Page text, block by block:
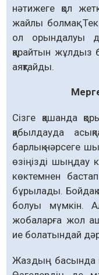
нәтижеге қол
жайлы болмақ.
ол орындалуы да
қарайтын жұлдыз
аяқтайды.
Сізге қашанда
қабылдауда
барлық нәрсеге
өзіңізді шыңдау
көктемнен
бұрылады. Бойдақ
болуы мүмкін.
жобаларға жол
ие болатындай
Жаздың басында